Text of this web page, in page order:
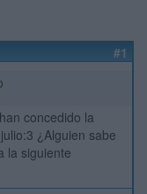
#1
concedido la
¿Alguien sabe
la siguiente